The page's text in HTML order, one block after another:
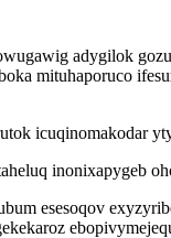
adygilok
mituhaporuco
icuqinomakodar
inonixapygeb
esesoqov